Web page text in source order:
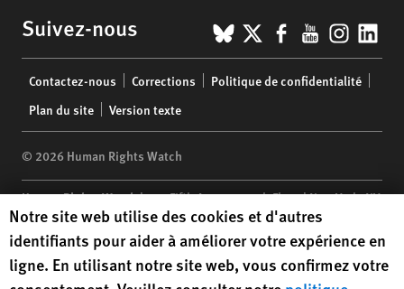
Suivez-nous BlueSky
X Facebook
YouTube
menu
Contactez-nous Corrections
Politique de confidentialité
Plan du site
Version texte
© 2026 Human Rights Watch
Human Rights Watch| 350 Fifth Avenue, 34th Floor | New York,NY
10118-3299USA |t1.212.290.4700
Human Rights Watchis a 501(C)(3) nonprofit registered in the US
under EIN: 13-2875808
Human Rights Watch cookie preferences
Notre site web utilise des cookies et d'autres
identifiants pour aider à améliorer votre expérience en
ligne. En utilisant notre site web, vous confirmez votre